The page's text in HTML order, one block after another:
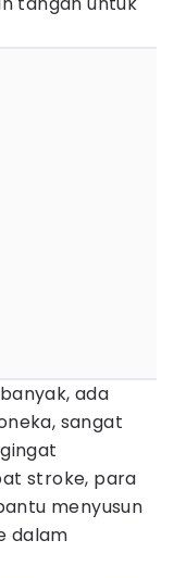
ada
sangat
stroke, para
menyusun
dalam